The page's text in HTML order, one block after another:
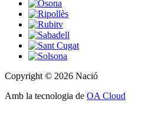
Copyright © 2026 Nació
Amb la tecnologia de OA Cloud